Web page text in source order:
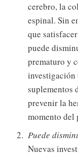
cerebro, la
espinal. Sin
que
puede
prematuro y
investigación
suplementos
prevenir la
momento del
Puede
Nuevas